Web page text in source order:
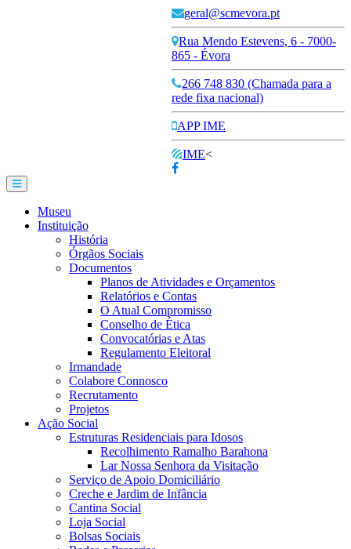
geral@scmevora.pt
Rua Mendo Estevens, 6 - 7000-
865 - Évora
266 748 830 (Chamada para a
rede fixa nacional)
APP IME
IME<
Museu
Instituição
História
Órgãos Sociais
Documentos
Planos de Atividades e Orçamentos
Relatórios e Contas
O Atual Compromisso
Conselho de Ética
Convocatórias e Atas
Regulamento Eleitoral
Irmandade
Colabore Connosco
Recrutamento
Projetos
Ação Social
Estruturas Residenciais para Idosos
Recolhimento Ramalho Barahona
Lar Nossa Senhora da Visitação
Serviço de Apoio Domiciliário
Creche e Jardim de Infância
Cantina Social
Loja Social
Bolsas Sociais